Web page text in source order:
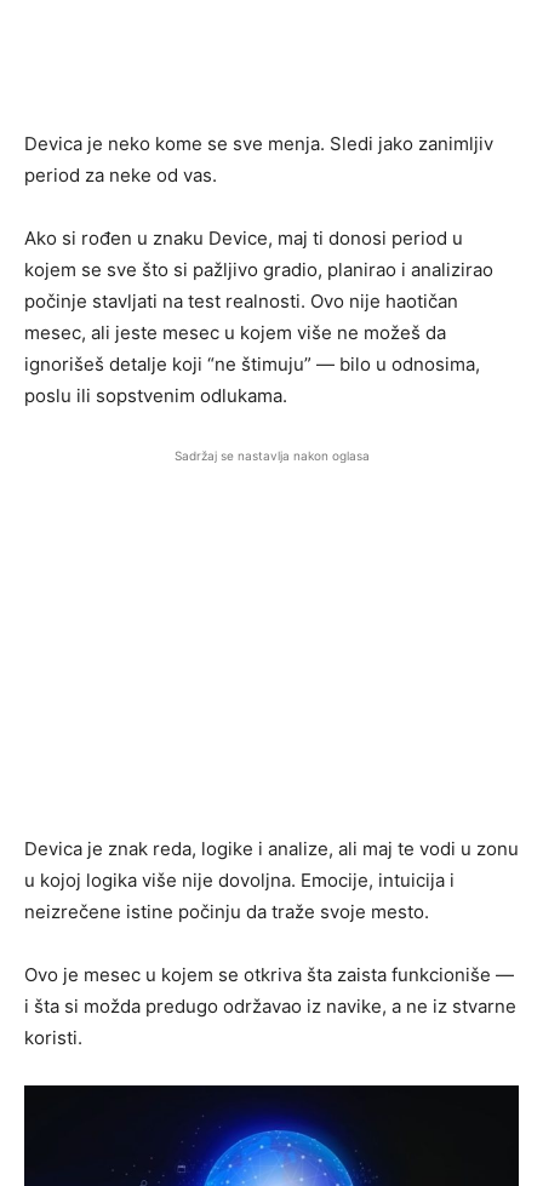
Devica je neko kome se sve menja. Sledi jako zanimljiv
period za neke od vas.
Ako si rođen u znaku Device, maj ti donosi period u
kojem se sve što si pažljivo gradio, planirao i analizirao
počinje stavljati na test realnosti. Ovo nije haotičan
mesec, ali jeste mesec u kojem više ne možeš da
ignorišeš detalje koji “ne štimuju” — bilo u odnosima,
poslu ili sopstvenim odlukama.
Sadržaj se nastavlja nakon oglasa
Devica je znak reda, logike i analize, ali maj te vodi u zonu
u kojoj logika više nije dovoljna. Emocije, intuicija i
neizrečene istine počinju da traže svoje mesto.
Ovo je mesec u kojem se otkriva šta zaista funkcioniše —
i šta si možda predugo održavao iz navike, a ne iz stvarne
koristi.